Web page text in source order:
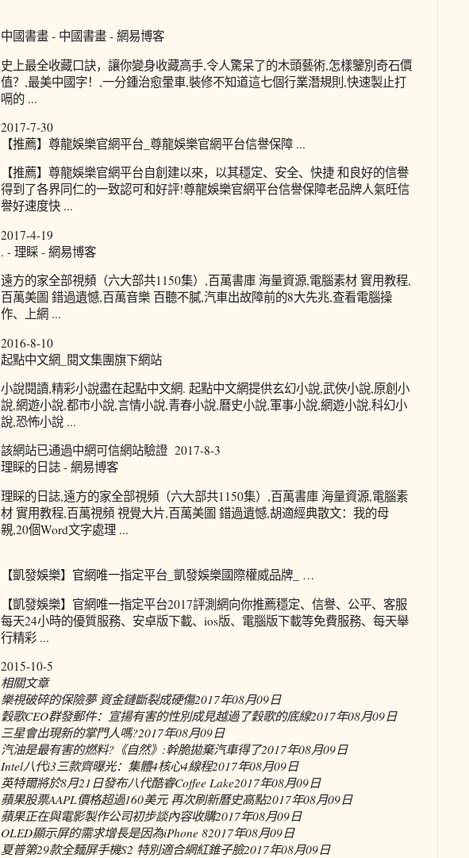
中國書畫 - 中國書畫 - 網易博客
史上最全收藏口訣，讓你變身收藏高手,令人驚呆了的木頭藝術,怎樣鑒別奇石價
值？,最美中國字！,一分鍾治愈暈車,裝修不知道這七個行業潛規則,快速製止打
嗝的 ...
2017-7-30
【推薦】尊龍娛樂官網平台_尊龍娛樂官網平台信譽保障 ...
【推薦】尊龍娛樂官網平台自創建以來，以其穩定、安全、快捷 和良好的信譽
得到了各界同仁的一致認可和好評!尊龍娛樂官網平台信譽保障老品牌人氣旺信
譽好速度快 ...
2017-4-19
. - 理睬 - 網易博客
遠方的家全部視頻（六大部共1150集）,百萬書庫 海量資源,電腦素材 實用教程,
百萬美圖 錯過遺憾,百萬音樂 百聽不膩,汽車出故障前的8大先兆,查看電腦操
作、上網 ...
2016-8-10
起點中文網_閱文集團旗下網站
小說閱讀,精彩小說盡在起點中文網. 起點中文網提供玄幻小說,武俠小說,原創小
說,網遊小說,都市小說,言情小說,青春小說,曆史小說,軍事小說,網遊小說,科幻小
說,恐怖小說 ...
該網站已通過中網可信網站驗證 2017-8-3
理睬的日誌 - 網易博客
理睬的日誌,遠方的家全部視頻（六大部共1150集）,百萬書庫 海量資源,電腦素
材 實用教程,百萬視頻 視覺大片,百萬美圖 錯過遺憾,胡適經典散文：我的母
親,20個Word文字處理 ...
【凱發娛樂】官網唯一指定平台_凱發娛樂國際權威品牌_ …
【凱發娛樂】官網唯一指定平台2017評測網向你推薦穩定、信譽、公平、客服
每天24小時的優質服務、安卓版下載、ios版、電腦版下載等免費服務、每天舉
行精彩 ...
2015-10-5
相關文章
樂視破碎的保險夢 資金鏈斷裂成硬傷2017年08月09日
穀歌CEO群發郵件：宣揚有害的性別成見越過了穀歌的底線2017年08月09日
三星會出現新的掌門人嗎?2017年08月09日
汽油是最有害的燃料?《自然》:幹脆拋棄汽車得了2017年08月09日
Intel八代i3三款齊曝光：集體4核心4線程2017年08月09日
英特爾將於8月21日發布八代酷睿Coffee Lake2017年08月09日
蘋果股票AAPL價格超過160美元 再次刷新曆史高點2017年08月09日
蘋果正在與電影製作公司初步談內容收購2017年08月09日
OLED顯示屏的需求增長是因為iPhone 82017年08月09日
夏普第29款全麵屏手機S2 特別適合網紅錐子臉2017年08月09日